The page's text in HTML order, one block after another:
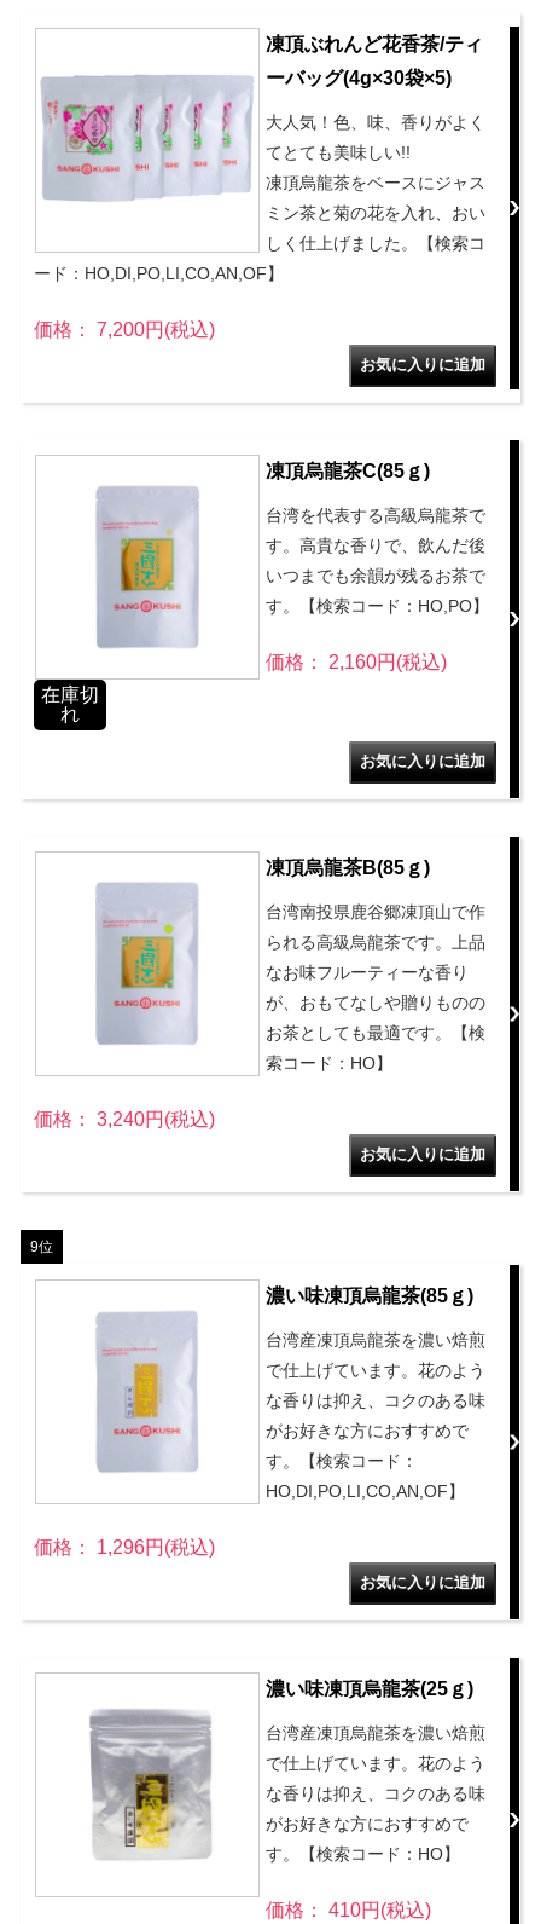
凍頂ぶれんど花香茶/ティ
ーバッグ(4g×30袋×5)
大人気！色、味、香りがよく
てとても美味しい!!
凍頂烏龍茶をベースにジャス
ミン茶と菊の花を入れ、おい
しく仕上げました。【検索コ
ード：HO,DI,PO,LI,CO,AN,OF】
価格： 7,200円(税込)
凍頂烏龍茶C(85ｇ)
台湾を代表する高級烏龍茶で
す。高貴な香りで、飲んだ後
いつまでも余韻が残るお茶で
す。【検索コード：HO,PO】
価格： 2,160円(税込)
在庫切
れ
凍頂烏龍茶B(85ｇ)
台湾南投県鹿谷郷凍頂山で作
られる高級烏龍茶です。上品
なお味フルーティーな香り
が、おもてなしや贈りものの
お茶としても最適です。【検
索コード：HO】
価格： 3,240円(税込)
9位
濃い味凍頂烏龍茶(85ｇ)
台湾産凍頂烏龍茶を濃い焙煎
で仕上げています。花のよう
な香りは抑え、コクのある味
がお好きな方におすすめで
す。【検索コード：
HO,DI,PO,LI,CO,AN,OF】
価格： 1,296円(税込)
濃い味凍頂烏龍茶(25ｇ)
台湾産凍頂烏龍茶を濃い焙煎
で仕上げています。花のよう
な香りは抑え、コクのある味
がお好きな方におすすめで
す。【検索コード：HO】
価格： 410円(税込)